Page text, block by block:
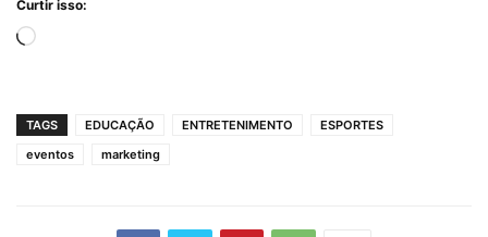
Curtir isso:
Carregando...
TAGS EDUCAÇÃO ENTRETENIMENTO
ESPORTES
eventos
marketing